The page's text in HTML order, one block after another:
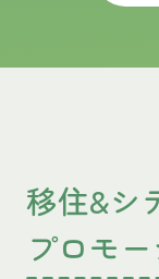
移住&シ
プロモ